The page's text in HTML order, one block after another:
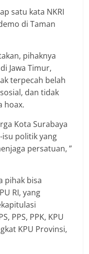
satu kata NKRI
di Taman
pihaknya
Jawa Timur,
terpecah belah
dan tidak
hoax.
Kota Surabaya
politik yang
persatuan, ”
pihak bisa
RI, yang
PPS, PPK, KPU
KPU Provinsi,